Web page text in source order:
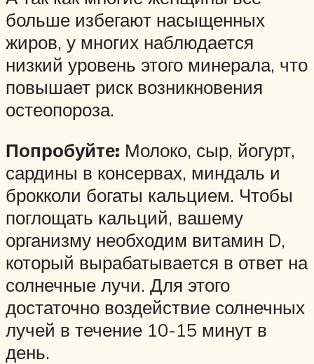
больше избегают насыщенных
жиров, у многих наблюдается
низкий уровень этого минерала, что
повышает риск возникновения
остеопороза.
Попробуйте: Молоко, сыр, йогурт,
сардины в консервах, миндаль и
брокколи богаты кальцием. Чтобы
поглощать кальций, вашему
организму необходим витамин D,
который вырабатывается в ответ на
солнечные лучи. Для этого
достаточно воздействие солнечных
лучей в течение 10-15 минут в
день.